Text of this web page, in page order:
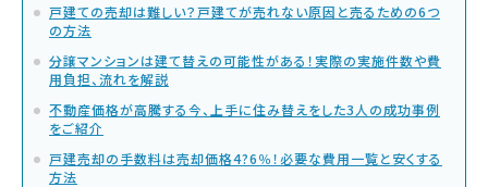
戸建ての売却は難しい？戸建てが売れない原因と売るための6つ
の方法
分譲マンションは建て替えの可能性がある！実際の実施件数や費
用負担、流れを解説
不動産価格が高騰する今、上手に住み替えをした3人の成功事例
をご紹介
戸建売却の手数料は売却価格4?6％！必要な費用一覧と安くする
方法